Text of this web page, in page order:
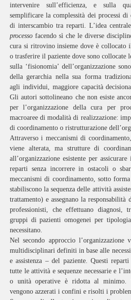
intervenire sull’efficienza, e sulla
semplificare la complessità dei processi
di interscambio tra reparti. L’idea
processo facendo sì che le diverse
cura si ritrovino insieme dove è collocato
o trasferire il paziente dove sono collocate
sulla ‘fisionomia’ dell’organizzazione
della gerarchia nella sua forma
agli individui, maggiore capacità
Gli autori sottolineano che non esiste
per l’organizzazione della cura per
macroaree di modalità di realizzazione:
di coordinamento o ristrutturazione
Attraverso i meccanismi di
viene alterata, ma strutture di
all’organizzazione esistente per
reparti senza incorrere in ostacoli o
meccanismi di coordinamento, sotto
stabiliscono la sequenza delle attività
trattamento) e assegnano la
professionisti, che effettuano diagnosi,
gruppi di pazienti omogenei per
necessitano.
Nel secondo approccio
multidisciplinari definiti in base alle
e assistenza – del paziente. Questi
tutte le attività e sequenze necessarie e
o unità operative è ridotta al minimo.
vengono azzerati i confini e risolti i